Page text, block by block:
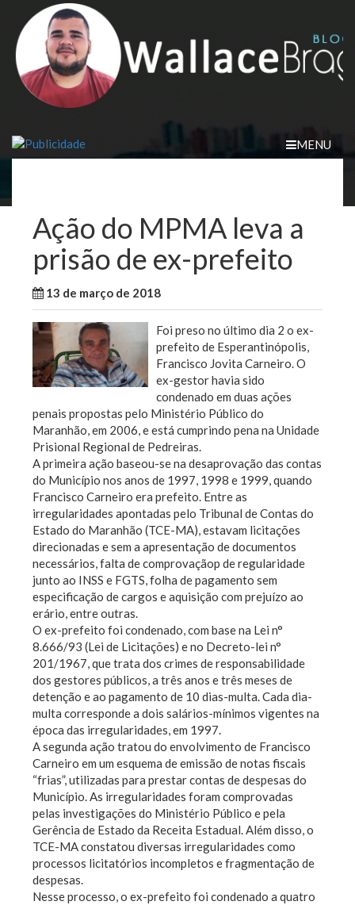
content
MENU
Ação do MPMA leva a
prisão de ex-prefeito
13 de março de 2018
Foi preso no último dia 2 o ex-
prefeito de Esperantinópolis,
Francisco Jovita Carneiro. O
ex-gestor havia sido
condenado em duas ações
penais propostas pelo Ministério Público do
Maranhão, em 2006, e está cumprindo pena na Unidade
Prisional Regional de Pedreiras.
A primeira ação baseou-se na desaprovação das contas
do Município nos anos de 1997, 1998 e 1999, quando
Francisco Carneiro era prefeito. Entre as
irregularidades apontadas pelo Tribunal de Contas do
Estado do Maranhão (TCE-MA), estavam licitações
direcionadas e sem a apresentação de documentos
necessários, falta de comprovaçãop de regularidade
junto ao INSS e FGTS, folha de pagamento sem
especificação de cargos e aquisição com prejuízo ao
erário, entre outras.
O ex-prefeito foi condenado, com base na Lei n°
8.666/93 (Lei de Licitações) e no Decreto-lei n°
201/1967, que trata dos crimes de responsabilidade
dos gestores públicos, a três anos e três meses de
detenção e ao pagamento de 10 dias-multa. Cada dia-
multa corresponde a dois salários-mínimos vigentes na
época das irregularidades, em 1997.
A segunda ação tratou do envolvimento de Francisco
Carneiro em um esquema de emissão de notas fiscais
“frias”, utilizadas para prestar contas de despesas do
Município. As irregularidades foram comprovadas
pelas investigações do Ministério Público e pela
Gerência de Estado da Receita Estadual. Além disso, o
TCE-MA constatou diversas irregularidades como
processos licitatórios incompletos e fragmentação de
despesas.
Nesse processo, o ex-prefeito foi condenado a quatro